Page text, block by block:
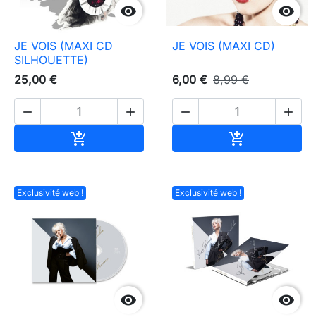

JE VOIS (MAXI CD
SILHOUETTE)
25,00 €
 


JE VOIS (MAXI CD)
6,00 € 8,99 €
 

Exclusivité web !

Exclusivité web !
